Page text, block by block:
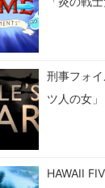
刑事フォ
ツ人の女」
HAWAII